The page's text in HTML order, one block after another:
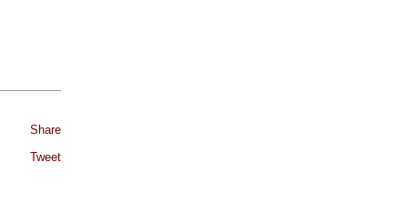
Share
Tweet